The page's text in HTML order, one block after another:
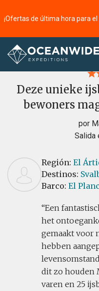
Página principal
Deze unieke
bewoners
por
Salida
Región: El
Destinos:
Barco: El
Een
het
gemaakt voor
hebben
dit zo houden
varen en 25